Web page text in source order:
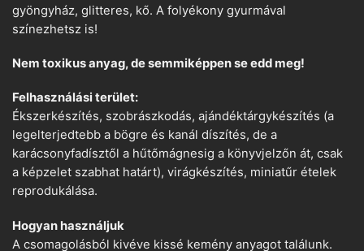
gyöngyház, glitteres, kő. A folyékony gyurmával
színezhetsz is!
Nem toxikus anyag, de semmiképpen se edd meg!
Felhasználási terület:
Ékszerkészítés, szobrászkodás, ajándéktárgykészítés (a
legelterjedtebb a bögre és kanál díszítés, de a
karácsonyfadísztől a hűtőmágnesig a könyvjelzőn át, csak
a képzelet szabhat határt), virágkészítés, miniatűr ételek
reprodukálása.
Hogyan használjuk
A csomagolásból kivéve kissé kemény anyagot találunk.